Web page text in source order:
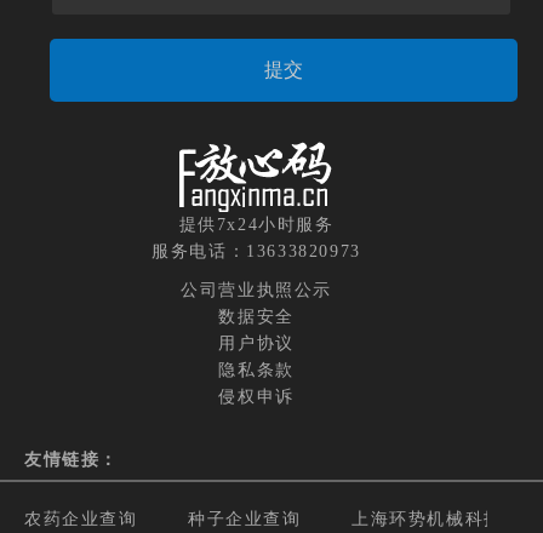
提供7x24小时服务
服务电话：13633820973
公司营业执照公示
数据安全
用户协议
隐私条款
侵权申诉
友情链接：
农药企业查询 种子企业查询 上海环势机械科技有